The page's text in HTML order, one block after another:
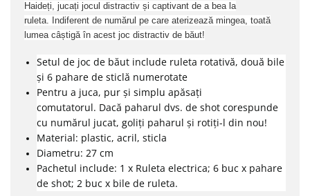
Haideți, jucați jocul distractiv și captivant de a bea la
ruleta. Indiferent de numărul pe care aterizează mingea, toată
lumea câștigă în acest joc distractiv de băut!
Setul de joc de băut include ruleta rotativă, două bile
și 6 pahare de sticlă numerotate
Pentru a juca, pur și simplu apăsați
comutatorul. Dacă paharul dvs. de shot corespunde
cu numărul jucat, goliți paharul și rotiți-l din nou!
Material: plastic, acril, sticla
Diametru: 27 cm
Pachetul include: 1 x Ruleta electrica; 6 buc x pahare
de shot; 2 buc x bile de ruleta.